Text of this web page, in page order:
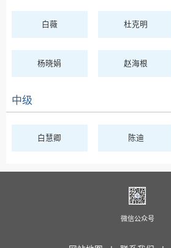
白薇 杜克明
杨晓娟 赵海根
中级
白慧卿 陈迪
微信公众号